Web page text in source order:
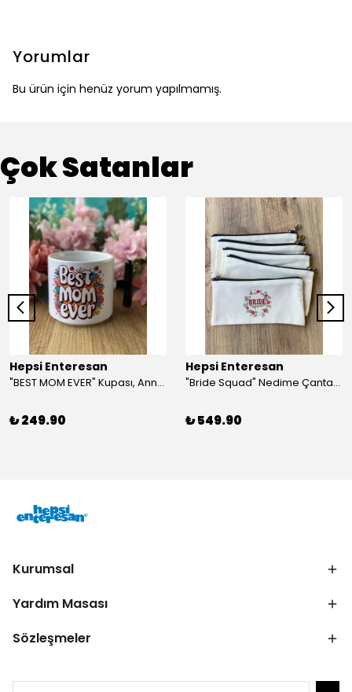
Yorumlar
Bu ürün için henüz yorum yapılmamış.
Çok Satanlar
Hepsi Enteresan
"BEST MOM EVER" Kupası, Anneye Hediye, Anneler Günü, Porselen T Kupa
₺ 249.90
Hepsi Enteresan
"Bride Squad" Nedime Çantası, Kına Hediyesi, Düğün Hediyesi (5 adet)
₺ 549.90
Kurumsal
Yardım Masası
Sözleşmeler